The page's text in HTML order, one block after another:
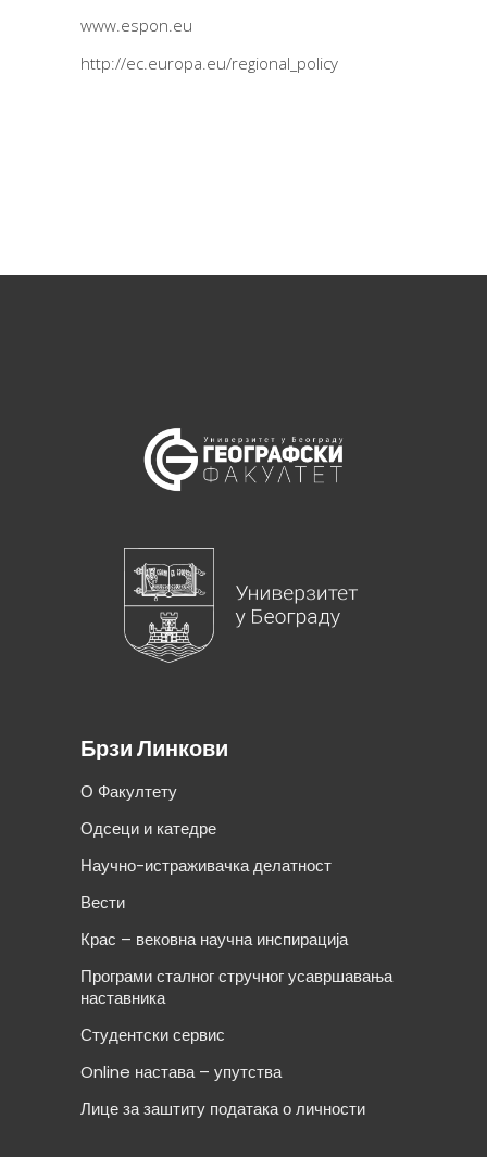
www.espon.eu
http://ec.europa.eu/regional_policy
Брзи Линкови
О Факултету
Одсеци и катедре
Научно-истраживачка делатност
Вести
Крас – вековна научна инспирација
Програми сталног стручног усавршавања
наставника
Студентски сервис
Online настава – упутства
Лице за заштиту података о личности